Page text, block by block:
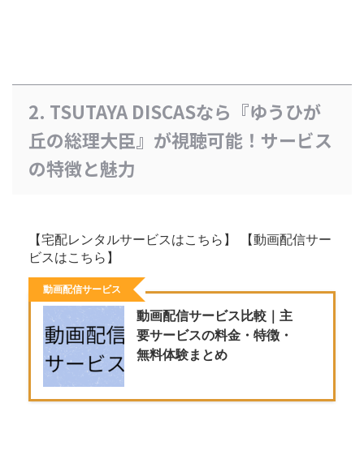
2. TSUTAYA DISCASなら『ゆうひが
丘の総理大臣』が視聴可能！サービス
の特徴と魅力
【宅配レンタルサービスはこちら】 【動画配信サー
ビスはこちら】
動画配信サービス
動画配信サービス比較｜主
要サービスの料金・特徴・
無料体験まとめ